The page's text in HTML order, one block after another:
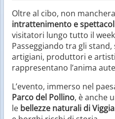
Oltre al cibo, non
intrattenimento e
visitatori lungo tutto il
Passeggiando tra gli
artigiani, produttori e
rappresentano l’anima
L’evento, immerso nel
Parco del Pollino, è anche
le bellezze naturali di